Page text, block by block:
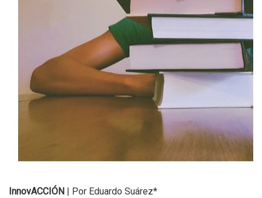
InnovACCIÓN Por Eduardo Suárez*